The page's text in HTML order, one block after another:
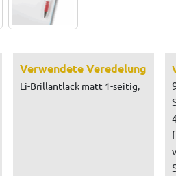
Verwendete Veredelung
Li-Brillantlack matt 1-seitig,